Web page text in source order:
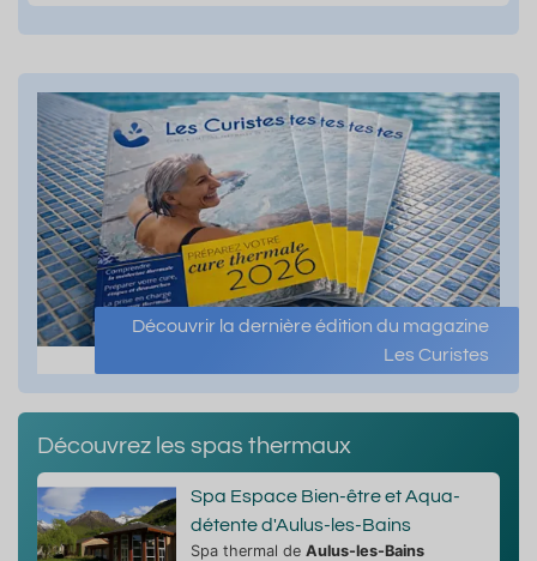
Découvrir la dernière édition du magazine
Les Curistes
Découvrez les spas thermaux
Spa Espace Bien-être et Aqua-
détente d'Aulus-les-Bains
Spa thermal de Aulus-les-Bains